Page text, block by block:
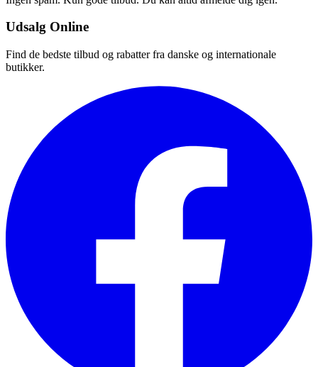
Udsalg Online
Find de bedste tilbud og rabatter fra danske og internationale
butikker.